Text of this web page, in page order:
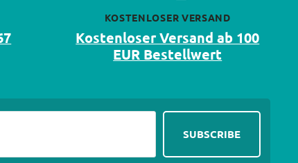
KOSTENLOSER VERSAND
Kostenloser Versand ab 100
EUR Bestellwert